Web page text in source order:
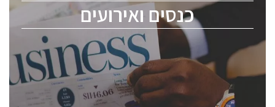
כנסים ואירועים
ChipEx2026 will be held on May 12-13, 2026. The
conference is intended for everyone involved in the
semiconductor industry, including engineers,
professional experts, and senior executives.